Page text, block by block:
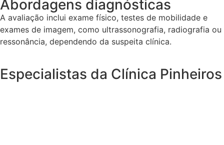
Abordagens diagnósticas
A avaliação inclui exame físico, testes de mobilidade e
exames de imagem, como ultrassonografia, radiografia ou
ressonância, dependendo da suspeita clínica.
Especialistas da Clínica Pinheiros